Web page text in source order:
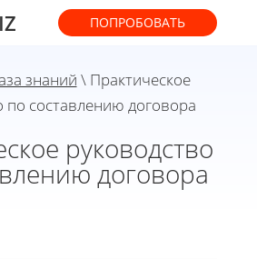
ПОПРОБОВАТЬ
знаний \ Практическое
по составлению договора
руководство
договора